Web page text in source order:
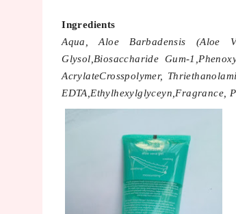
Ingredients
Aqua, Aloe Barbadensis (Aloe
Glysol,Biosaccharide Gum-
AcrylateCrosspolymer,
EDTA,Ethylhexylglyceyn,Fragrance,